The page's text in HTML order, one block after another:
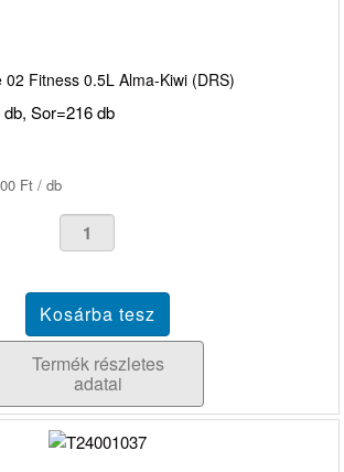
02 Fitness 0.5L Alma-Kiwi (DRS)
Sor=216 db
Ft / db
Termék részletes
adatai